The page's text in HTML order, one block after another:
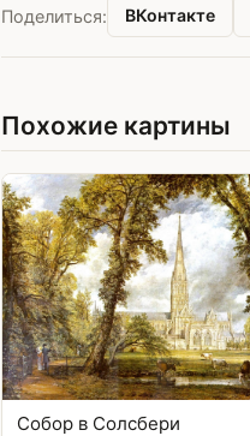
Поделиться: ВКонтакте
Похожие картины
Собор в Солсбери